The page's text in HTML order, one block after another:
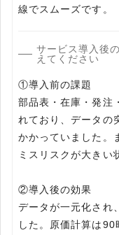
線でスムーズです。
サービス導入後
えてください
①導入前の課題
部品表・在庫・発注
れており、データの
かかっていました。
ミスリスクが大きい
②導入後の効果
データが一元化され
した。原価計算は